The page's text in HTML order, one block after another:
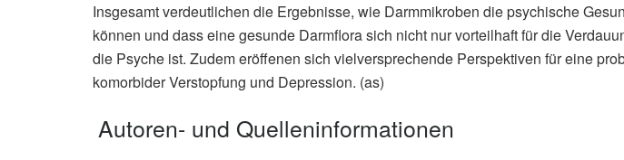
Insgesamt verdeutlichen die Ergebnisse, wie Darmmikroben die psychische
können und dass eine gesunde Darmflora sich nicht nur vorteilhaft für die
die Psyche ist. Zudem eröffenen sich vielversprechende Perspektiven für eine
komorbider Verstopfung und Depression. (as)
Autoren- und Quelleninformationen